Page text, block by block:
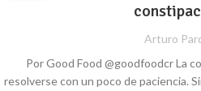
Arturo
Por Good Food @goodfoodcr La
resolverse con un poco de paciencia.